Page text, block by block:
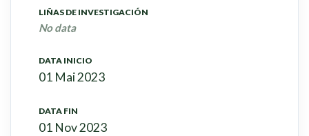
LIÑAS DE INVESTIGACIÓN
No data
DATA INICIO
01 Mai 2023
DATA FIN
01 Nov 2023